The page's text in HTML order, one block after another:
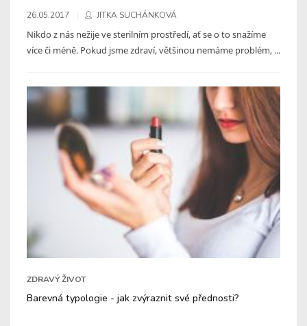
26.05.2017 JITKA SUCHÁNKOVÁ
Nikdo z nás nežije ve sterilním prostředí, ať se o to snažíme
více či méně. Pokud jsme zdraví, většinou nemáme problém, ...
ZDRAVÝ ŽIVOT
Barevná typologie - jak zvýraznit své přednosti?